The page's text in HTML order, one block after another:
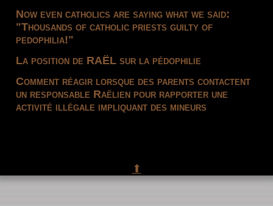
Now even catholics are saying what we said:
"Thousands of catholic priests guilty of
pedophilia!"
La position de RAËL sur la pédophilie
Comment réagir lorsque des parents contactent
un responsable Raëlien pour rapporter une
activité illégale impliquant des mineurs
⬆